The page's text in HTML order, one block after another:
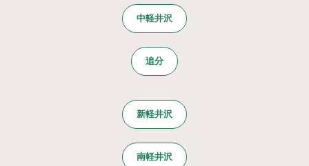
中軽井沢
追分
新軽井沢
南軽井沢